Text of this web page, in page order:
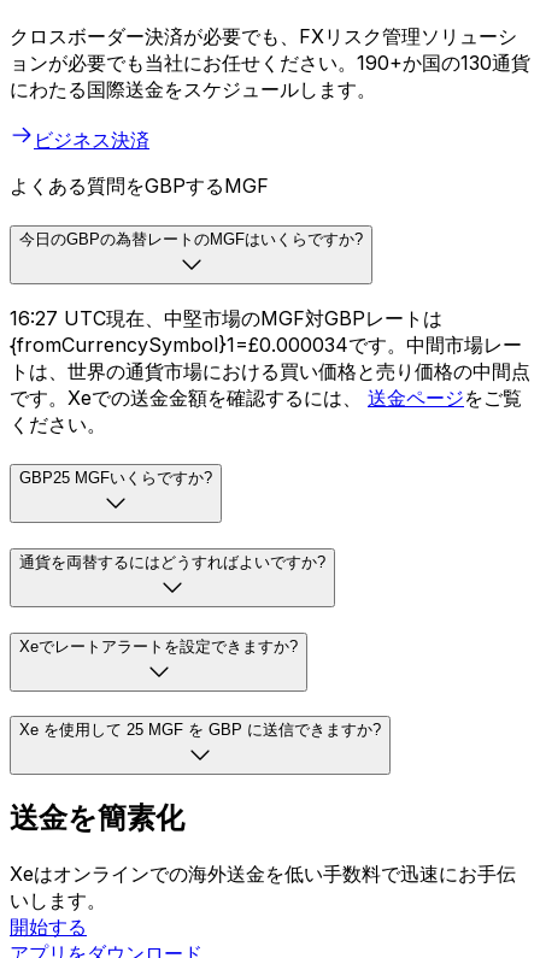
クロスボーダー決済が必要でも、FXリスク管理ソリューシ
ョンが必要でも当社にお任せください。190+か国の130通貨
にわたる国際送金をスケジュールします。
ビジネス決済
よくある質問をGBPするMGF
今日のGBPの為替レートのMGFはいくらですか?
16:27 UTC現在、中堅市場のMGF対GBPレートは
{fromCurrencySymbol}1=£0.000034です。中間市場レー
トは、世界の通貨市場における買い価格と売り価格の中間点
です。Xeでの送金金額を確認するには、 送金ページをご覧
ください。
GBP25 MGFいくらですか?
通貨を両替するにはどうすればよいですか?
Xeでレートアラートを設定できますか?
Xe を使用して 25 MGF を GBP に送信できますか?
送金を簡素化
Xeはオンラインでの海外送金を低い手数料で迅速にお手伝
いします。
開始する